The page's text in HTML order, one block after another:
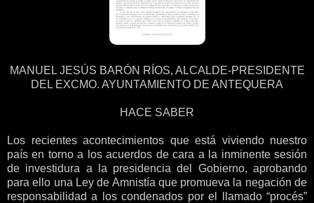
MANUEL JESÚS BARÓN RÍOS, ALCALDE-PRESIDENTE
DEL EXCMO. AYUNTAMIENTO DE ANTEQUERA
HACE SABER
Los recientes acontecimientos que está viviendo nuestro
país en torno a los acuerdos de cara a la inminente sesión
de investidura a la presidencia del Gobierno, aprobando
para ello una Ley de Amnistía que promueva la negación de
responsabilidad a los condenados por el llamado “procés”